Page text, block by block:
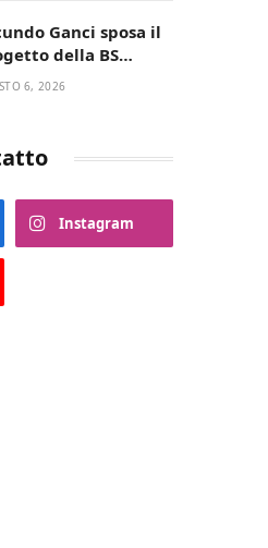
Ganci sposa il
della BS
Team Fasano e
6, 2026
Instagram